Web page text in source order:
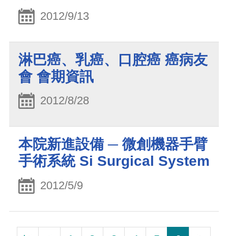
2012/9/13
淋巴癌、乳癌、口腔癌 癌病友
會 會期資訊
2012/8/28
本院新進設備 ─ 微創機器手臂
手術系統 Si Surgical System
2012/5/9